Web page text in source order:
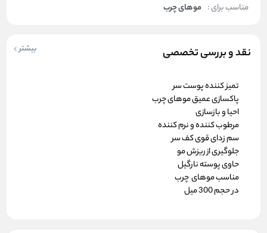
مناسب برای : موهای چرب
نقد و بررسی تخصصی بیشتر
تمیز کننده پوست سر
پاکسازی عمیق موهای چرب
احیا و بازسازی
مرطوب کننده و نرم کننده
سم زدای قوی کف سر
جلوگیری از ریزش مو
حاوی پوسته نارگیل
مناسب موهای چرب
در حجم 300 میل